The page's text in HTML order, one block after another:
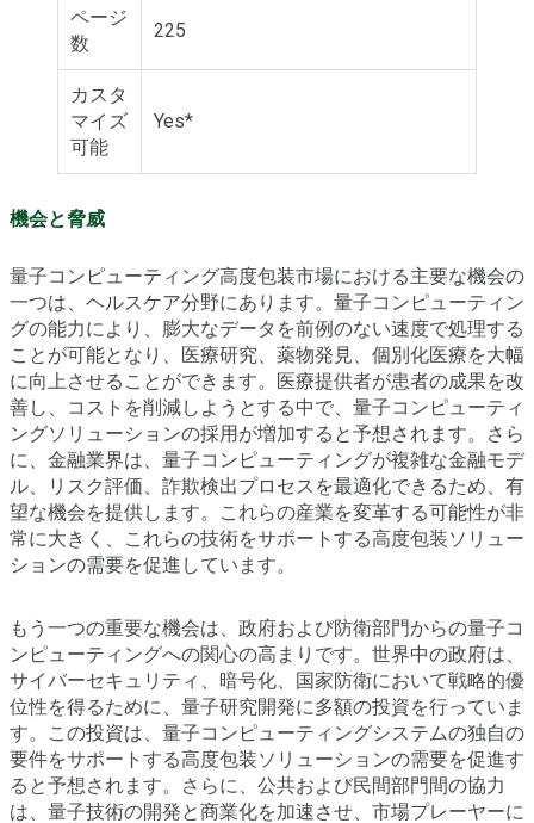
ページ
数
225
カスタ
マイズ
可能
Yes*
機会と脅威
量子コンピューティング高度包装市場における主要な機会の
一つは、ヘルスケア分野にあります。量子コンピューティン
グの能力により、膨大なデータを前例のない速度で処理する
ことが可能となり、医療研究、薬物発見、個別化医療を大幅
に向上させることができます。医療提供者が患者の成果を改
善し、コストを削減しようとする中で、量子コンピューティ
ングソリューションの採用が増加すると予想されます。さら
に、金融業界は、量子コンピューティングが複雑な金融モデ
ル、リスク評価、詐欺検出プロセスを最適化できるため、有
望な機会を提供します。これらの産業を変革する可能性が非
常に大きく、これらの技術をサポートする高度包装ソリュー
ションの需要を促進しています。
もう一つの重要な機会は、政府および防衛部門からの量子コ
ンピューティングへの関心の高まりです。世界中の政府は、
サイバーセキュリティ、暗号化、国家防衛において戦略的優
位性を得るために、量子研究開発に多額の投資を行っていま
す。この投資は、量子コンピューティングシステムの独自の
要件をサポートする高度包装ソリューションの需要を促進す
ると予想されます。さらに、公共および民間部門間の協力
は、量子技術の開発と商業化を加速させ、市場プレーヤーに